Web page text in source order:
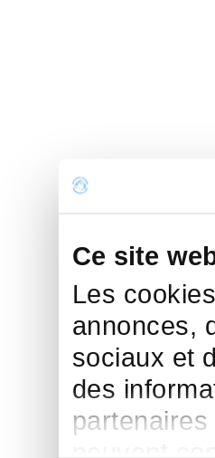
Ce site
Les
annonces,
sociaux et
des